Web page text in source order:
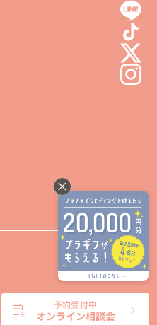
予約受付中
オンライン相談会